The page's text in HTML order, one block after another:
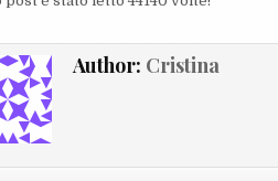
Author: Cristina